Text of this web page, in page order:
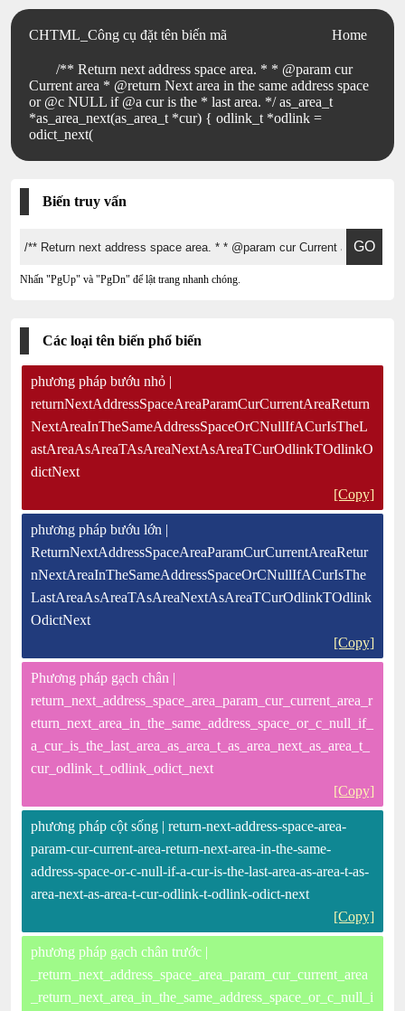
CHTML_Công cụ đặt tên biến mã
/** Return next address space area. * * @param cur
Current area * @return Next area in the same address space
or @c NULL if @a cur is the * last area. */ as_area_t
*as_area_next(as_area_t *cur) { odlink_t *odlink =
odict_next(
Home
Biến truy vấn
Nhấn "PgUp" và "PgDn" để lật trang nhanh chóng.
Các loại tên biến phổ biến
phương pháp bướu nhỏ |
returnNextAddressSpaceAreaParamCurCurrentAreaReturn
NextAreaInTheSameAddressSpaceOrCNullIfACurIsTheL
astAreaAsAreaTAsAreaNextAsAreaTCurOdlinkTOdlinkO
dictNext
[Copy]
phương pháp bướu lớn |
ReturnNextAddressSpaceAreaParamCurCurrentAreaRetur
nNextAreaInTheSameAddressSpaceOrCNullIfACurIsThe
LastAreaAsAreaTAsAreaNextAsAreaTCurOdlinkTOdlink
OdictNext
[Copy]
Phương pháp gạch chân |
return_next_address_space_area_param_cur_current_area_r
eturn_next_area_in_the_same_address_space_or_c_null_if_
a_cur_is_the_last_area_as_area_t_as_area_next_as_area_t_
cur_odlink_t_odlink_odict_next
[Copy]
phương pháp cột sống | return-next-address-space-area-
param-cur-current-area-return-next-area-in-the-same-
address-space-or-c-null-if-a-cur-is-the-last-area-as-area-t-as-
area-next-as-area-t-cur-odlink-t-odlink-odict-next
[Copy]
phương pháp gạch chân trước |
_return_next_address_space_area_param_cur_current_area
_return_next_area_in_the_same_address_space_or_c_null_i